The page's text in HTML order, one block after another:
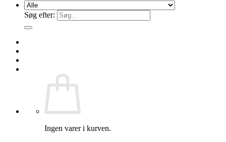
Søg efter:
Ingen varer i kurven.